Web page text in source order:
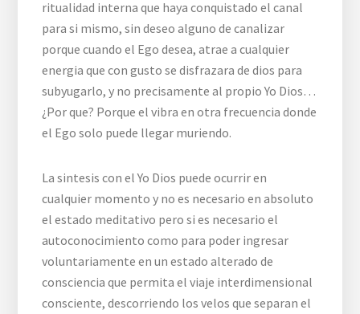
ritualidad interna que haya conquistado el canal
para si mismo, sin deseo alguno de canalizar
porque cuando el Ego desea, atrae a cualquier
energia que con gusto se disfrazara de dios para
subyugarlo, y no precisamente al propio Yo Dios…
¿Por que? Porque el vibra en otra frecuencia donde
el Ego solo puede llegar muriendo.
La sintesis con el Yo Dios puede ocurrir en
cualquier momento y no es necesario en absoluto
el estado meditativo pero si es necesario el
autoconocimiento como para poder ingresar
voluntariamente en un estado alterado de
consciencia que permita el viaje interdimensional
consciente, descorriendo los velos que separan el